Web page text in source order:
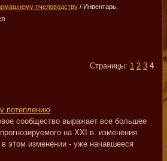
пчеловодству / Инвентарь,
Страницы: 1 2 3 4
потеплению
сообщество выражает все большее
на XXI в. изменения
этом изменении - уже начавшееся